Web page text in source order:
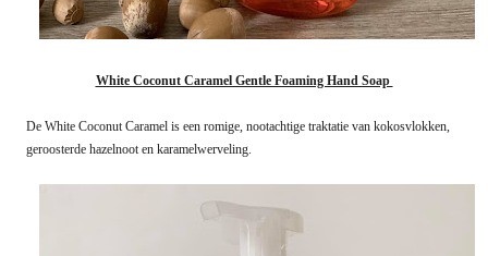
White Coconut Caramel Gentle Foaming Hand Soap
De White Coconut Caramel is een romige, nootachtige traktatie van kokosvlokken,
geroosterde hazelnoot en karamelwerveling.